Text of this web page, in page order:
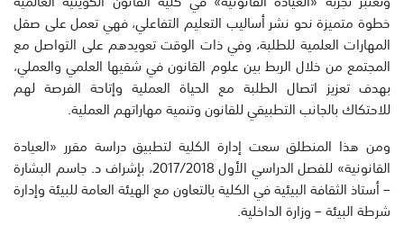
خطوة متميزة نحو نشر أساليب التعليم التفاعلي، فهي تعمل على صقل
المهارات العلمية للطلبة، وفي ذات الوقت تعويدهم على التواصل مع
المجتمع من خلال الربط بين علوم القانون في شقيها العلمي والعملي،
بهدف تعزيز اتصال الطلبة مع الحياة العملية وإتاحة الفرصة لهم
للاحتكاك بالجانب التطبيقي للقانون وتنمية مهاراتهم العملية.
ومن هذا المنطلق سعت إدارة الكلية لتطبيق دراسة مقرر «العيادة
القانونية» للفصل الدراسي الأول 2017/2018، بإشراف د. جاسم البشارة
– أستاذ الثقافة البيئية في الكلية بالتعاون مع الهيئة العامة للبيئة وإدارة
شرطة البيئة – وزارة الداخلية.